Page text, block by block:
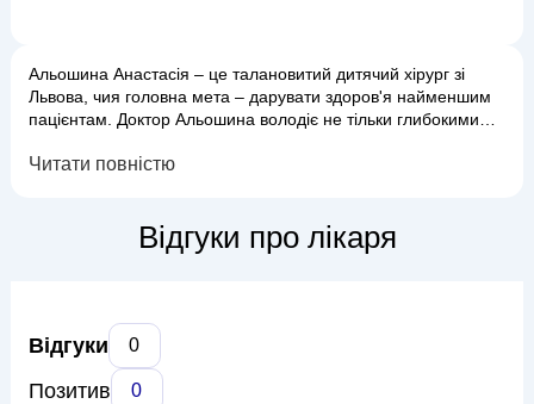
Альошина Анастасія – це талановитий дитячий хірург зі
Львова, чия головна мета – дарувати здоров'я найменшим
пацієнтам. Доктор Альошина володіє не тільки глибокими
знаходити підхід до дітей, роблячи лікувальний процес
Читати повністю
Відгуки про лікаря
Відгуки 0
Позитив 0